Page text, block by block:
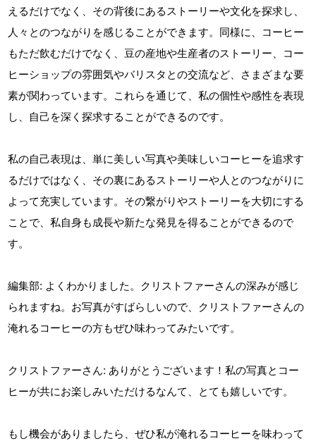
えるだけでなく、その背後にあるストーリーや文化を探求し、
人々とのつながりを感じることができます。同様に、コーヒー
もただ飲むだけでなく、豆の産地や生産者のストーリー、コー
ヒーショップの雰囲気やバリスタとの交流など、さまざまな要
素が関わっています。これらを通じて、私の個性や感性を表現
し、自己を深く探求することができるのです。
私の自己表現は、単に美しい写真や美味しいコーヒーを追求す
るだけではなく、その裏にあるストーリーや人とのつながりに
よって充実しています。その繋がりやストーリーを大切にする
ことで、私自身も成長や新たな発見を得ることができるので
す。
編集部: よくわかりました。クリストファーさんの深みが感じ
られますね。お写真がすばらしいので、クリストファーさんの
淹れるコーヒーの方もぜひ味わってみたいです。
クリストファーさん: ありがとうございます！私の写真とコー
ヒーが共にお楽しみいただけるなんて、とても嬉しいです。
もし機会がありましたら、ぜひ私が淹れるコーヒーを味わって